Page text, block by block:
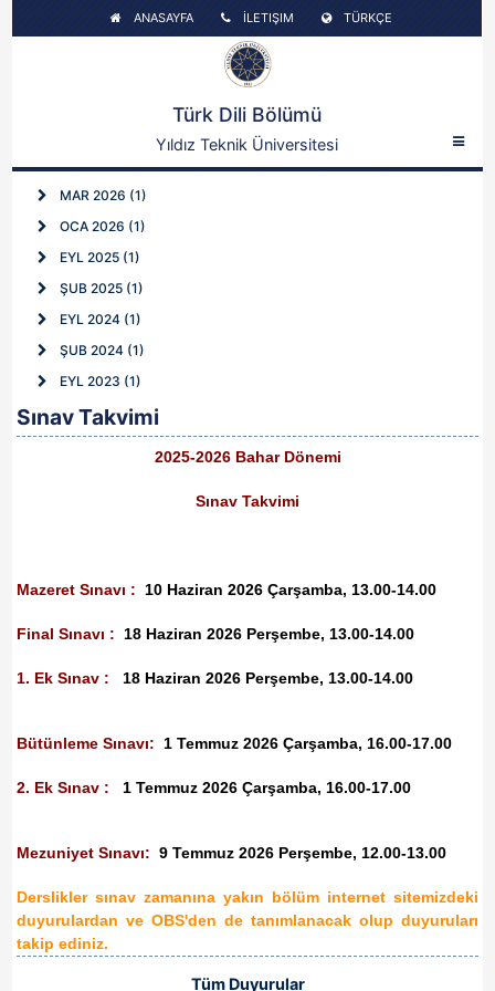
ANASAYFA İLETIŞIM TÜRKÇE
Türk Dili Bölümü
Yıldız Teknik Üniversitesi
MAR 2026 (1)
OCA 2026 (1)
EYL 2025 (1)
ŞUB 2025 (1)
EYL 2024 (1)
ŞUB 2024 (1)
EYL 2023 (1)
Sınav Takvimi
2025-2026 Bahar Dönemi
Sınav Takvimi
Mazeret Sınavı : 10 Haziran 2026 Çarşamba, 13.00-14.00
Final Sınavı : 18 Haziran 2026 Perşembe, 13.00-14.00
1. Ek Sınav : 18 Haziran 2026 Perşembe, 13.00-14.00
Bütünleme Sınavı: 1 Temmuz 2026 Çarşamba, 16.00-17.00
2. Ek Sınav :1 Temmuz 2026 Çarşamba, 16.00-17.00
Mezuniyet Sınavı: 9 Temmuz 2026 Perşembe, 12.00-13.00
Derslikler sınav zamanına yakın bölüm internet sitemizdeki
duyurulardan ve OBS'den de tanımlanacak olup duyuruları
takip ediniz.
Tüm Duyurular